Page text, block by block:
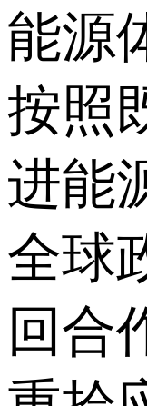
能源
按照
进能
全球
回合